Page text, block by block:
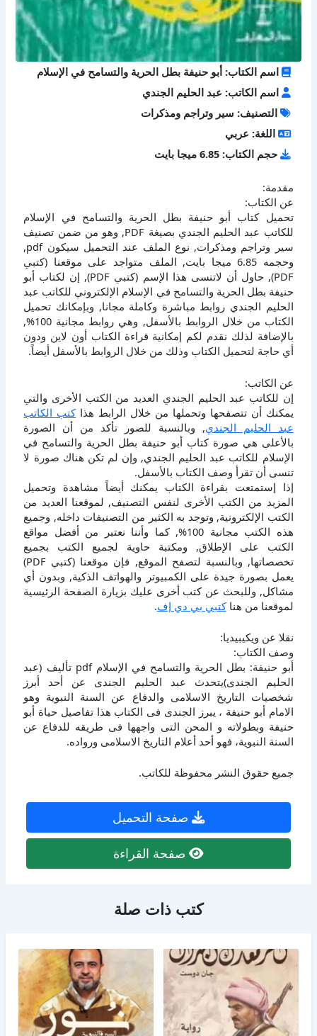
اسم الكتاب: أبو حنيفة بطل الحرية والتسامح في الإسلام
اسم الكاتب: عبد الحليم الجندي
التصنيف: سير وتراجم ومذكرات
اللغة: عربي
حجم الكتاب: 6.85 ميجا بايت
مقدمة:
عن الكتاب:
تحميل كتاب أبو حنيفة بطل الحرية والتسامح في الإسلام
للكاتب عبد الحليم الجندي بصيغة PDF, وهو من ضمن تصنيف
سير وتراجم ومذكرات, نوع الملف عند التحميل سيكون pdf,
وحجمه 6.85 ميجا بايت, الملف متواجد على موقعنا (كتبي
PDF), حاول أن لاتنسى هذا الإسم (كتبي PDF), إن لكتاب أبو
حنيفة بطل الحرية والتسامح في الإسلام الإلكتروني للكاتب عبد
الحليم الجندي روابط مباشرة وكاملة مجانا, وبإمكانك تحميل
الكتاب من خلال الروابط بالأسفل, وهي روابط مجانية 100%,
بالإضافة لذلك نقدم لكم إمكانية قراءة الكتاب أون لاين ودون
أي حاجة لتحميل الكتاب وذلك من خلال الروابط بالأسفل أيضاً.
عن الكاتب:
إن للكاتب عبد الحليم الجندي العديد من الكتب الأخرى والتي
يمكنك أن تتصفحها وتحملها من خلال الرابط هذاكتب الكاتب
عبد الحليم الجندي, وبالنسبة للصور تأكد من أن الصورة
بالأعلى هي صورة كتاب أبو حنيفة بطل الحرية والتسامح في
الإسلام للكاتب عبد الحليم الجندي, وإن لم تكن هناك صورة لا
تنسى أن تقرأ وصف الكتاب بالأسفل.
إذا إستمتعت بقراءة الكتاب يمكنك أيضاً مشاهدة وتحميل
المزيد من الكتب الأخرى لنفس التصنيف, لموقعنا العديد من
الكتب الإلكترونية, وتوجد به الكثير من التصنيفات داخله, وجميع
هذه الكتب مجانية 100%, كما وأننا نعتبر من أفضل مواقع
الكتب على الإطلاق, ومكتبة حاوية لجميع الكتب بجميع
تخصصاتها, وبالنسبة لتصفح الموقع, فإن موقعنا (كتبي PDF)
يعمل بصورة جيدة على الكمبيوتر والهواتف الذكية, وبدون أي
مشاكل, وللبحث عن كتب أخرى عليك بزيارة الصفحة الرئيسية
لموقعنا من هناكتبي بي دي إف.
نقلا عن ويكيبيديا:
وصف الكتاب:
أبو حنيفة: بطل الحرية والتسامح في الإسلام pdf تأليف (عبد
الحليم الجندى)يتحدث عبد الحليم الجندى عن أحد أبرز
شخصيات التاريخ الاسلامى والدفاع عن السنة النبوية وهو
الامام أبو حنيفة ، يبرز الجندى فى الكتاب هذا تفاصيل حياة أبو
حنيفة وبطولاته و المحن التى واجهها فى طريقه للدفاع عن
السنة النبوية، فهو أحد أعلام التاريخ الاسلامى ورواده.
جميع حقوق النشر محفوظة للكاتب.
صفحة التحميل
صفحة القراءة
كتب ذات صلة